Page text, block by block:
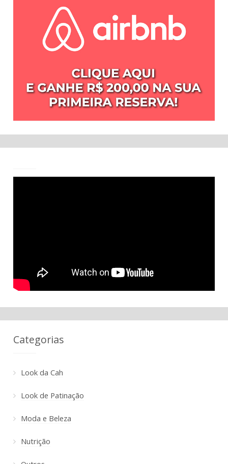
Categorias
Look da Cah
Look de Patinação
Moda e Beleza
Nutrição